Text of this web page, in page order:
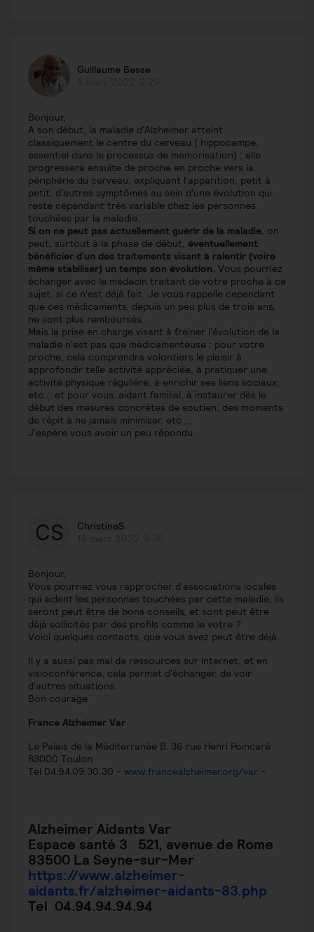
Guillaume Besse
Bonjour,
A son début, la maladie d'Alzheimer atteint
classiquement le centre du cerveau ( hippocampe,
essentiel dans le processus de mémorisation) ; elle
progressera ensuite de proche en proche vers la
périphérie du cerveau, expliquant l'apparition, petit à
petit, d'autres symptômes au sein d'une évolution qui
reste cependant très variable chez les personnes
touchées par la maladie.
Si on ne peut pas actuellement guérir de la maladie, on
peut, surtout à la phase de début, éventuellement
bénéficier d'un des traitements visant à ralentir (voire
même stabiliser) un temps son évolution. Vous pourriez
échanger avec le médecin traitant de votre proche à ce
sujet, si ce n'est déjà fait. Je vous rappelle cependant
que ces médicaments, depuis un peu plus de trois ans,
ne sont plus remboursés.
Mais la prise en charge visant à freiner l'évolution de la
maladie n'est pas que médicamenteuse : pour votre
proche, cela comprendra volontiers le plaisir à
approfondir telle activité appréciée, à pratiquer une
activité physique régulière, à enrichir ses liens sociaux,
etc... et pour vous, aidant familial, à instaurer dès le
début des mesures concrètes de soutien, des moments
de répit à ne jamais minimiser, etc ...
J'espère vous avoir un peu répondu.
ChristineS
Bonjour,
Vous pourriez vous rapprocher d'associations locales
qui aident les personnes touchées par cette maladie, ils
seront peut être de bons conseils, et sont peut être
déjà sollicités par des profils comme le votre ?
Voici quelques contacts, que vous avez peut être déjà.
Il y a aussi pas mal de ressources sur internet, et en
visioconférence, cela permet d'échanger, de voir
d'autres situations.
Bon courage
France Alzheimer Var
Le Palais de la Méditerranée B. 36 rue Henri Poincaré
83000 Toulon
Tel 04.94.09.30.30 - www.francealzheimer.org/var -
Alzheimer Aidants Var
Espace santé 3 521, avenue de Rome
83500 La Seyne-sur-Mer
https://www.alzheimer-
aidants.fr/alzheimer-aidants-83.php
Tel 04.94.94.94.94